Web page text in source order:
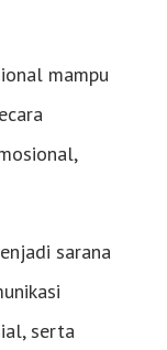
mampu
sarana
serta